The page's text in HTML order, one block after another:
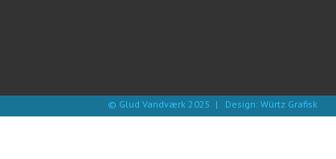
© Glud Vandværk 2025 | Design:Würtz Grafisk